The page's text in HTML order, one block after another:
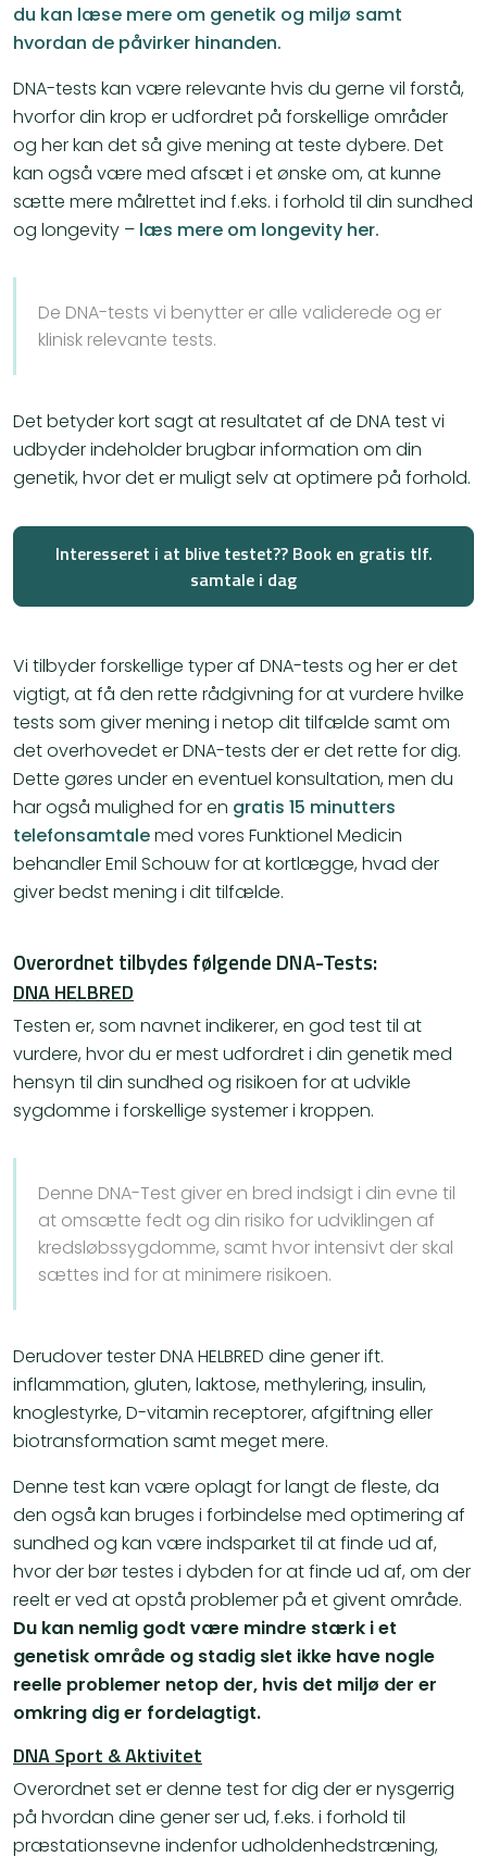
du kan læse mere om genetik og miljø samt
hvordan de påvirker hinanden.
DNA-tests kan være relevante hvis du gerne vil forstå,
hvorfor din krop er udfordret på forskellige områder
og her kan det så give mening at teste dybere. Det
kan også være med afsæt i et ønske om, at kunne
sætte mere målrettet ind f.eks. i forhold til din sundhed
og longevity – læs mere om longevity her.
De DNA-tests vi benytter er alle validerede og er
klinisk relevante tests.
Det betyder kort sagt at resultatet af de DNA test vi
udbyder indeholder brugbar information om din
genetik, hvor det er muligt selv at optimere på forhold.
Interesseret i at blive testet?? Book en gratis tlf.
samtale i dag
Vi tilbyder forskellige typer af DNA-tests og her er det
vigtigt, at få den rette rådgivning for at vurdere hvilke
tests som giver mening i netop dit tilfælde samt om
det overhovedet er DNA-tests der er det rette for dig.
Dette gøres under en eventuel konsultation, men du
har også mulighed for en gratis 15 minutters
telefonsamtalemed vores Funktionel Medicin
behandler Emil Schouw for at kortlægge, hvad der
giver bedst mening i dit tilfælde.
Overordnet tilbydes følgende DNA-Tests:
DNA HELBRED
Testen er, som navnet indikerer, en god test til at
vurdere, hvor du er mest udfordret i din genetik med
hensyn til din sundhed og risikoen for at udvikle
sygdomme i forskellige systemer i kroppen.
Denne DNA-Test giver en bred indsigt i din evne til
at omsætte fedt og din risiko for udviklingen af
kredsløbssygdomme, samt hvor intensivt der skal
sættes ind for at minimere risikoen.
Derudover tester DNA HELBRED dine gener ift.
inflammation, gluten, laktose, methylering, insulin,
knoglestyrke, D-vitamin receptorer, afgiftning eller
biotransformation samt meget mere.
Denne test kan være oplagt for langt de fleste, da
den også kan bruges i forbindelse med optimering af
sundhed og kan være indsparket til at finde ud af,
hvor der bør testes i dybden for at finde ud af, om der
reelt er ved at opstå problemer på et givent område.
Du kan nemlig godt være mindre stærk i et
genetisk område og stadig slet ikke have nogle
reelle problemer netop der, hvis det miljø der er
omkring dig er fordelagtigt.
DNA Sport & Aktivitet
Overordnet set er denne test for dig der er nysgerrig
på hvordan dine gener ser ud, f.eks. i forhold til
præstationsevne indenfor udholdenhedstræning,